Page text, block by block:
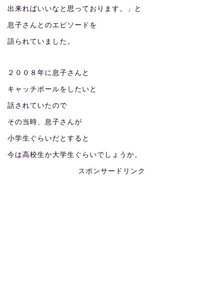
出来ればいいなと思っております。」と
息子さんとのエピソードを
語られていました。
２００８年に息子さんと
キャッチボールをしたいと
話されていたので
その当時、息子さんが
小学生ぐらいだとすると
今は高校生か大学生ぐらいでしょうか。
スポンサードリンク